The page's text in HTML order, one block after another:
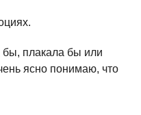
плакала бы или
ясно понимаю, что